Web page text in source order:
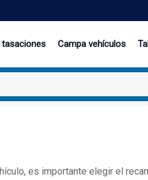
tasaciones Campa vehículos
es importante elegir el